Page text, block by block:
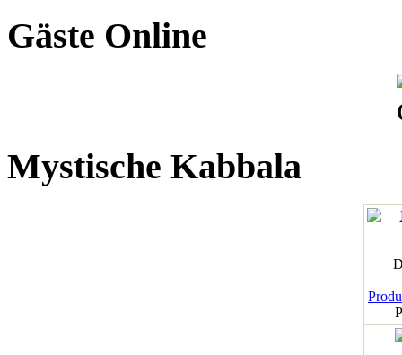
Gäste Online
Mystische Kabbala